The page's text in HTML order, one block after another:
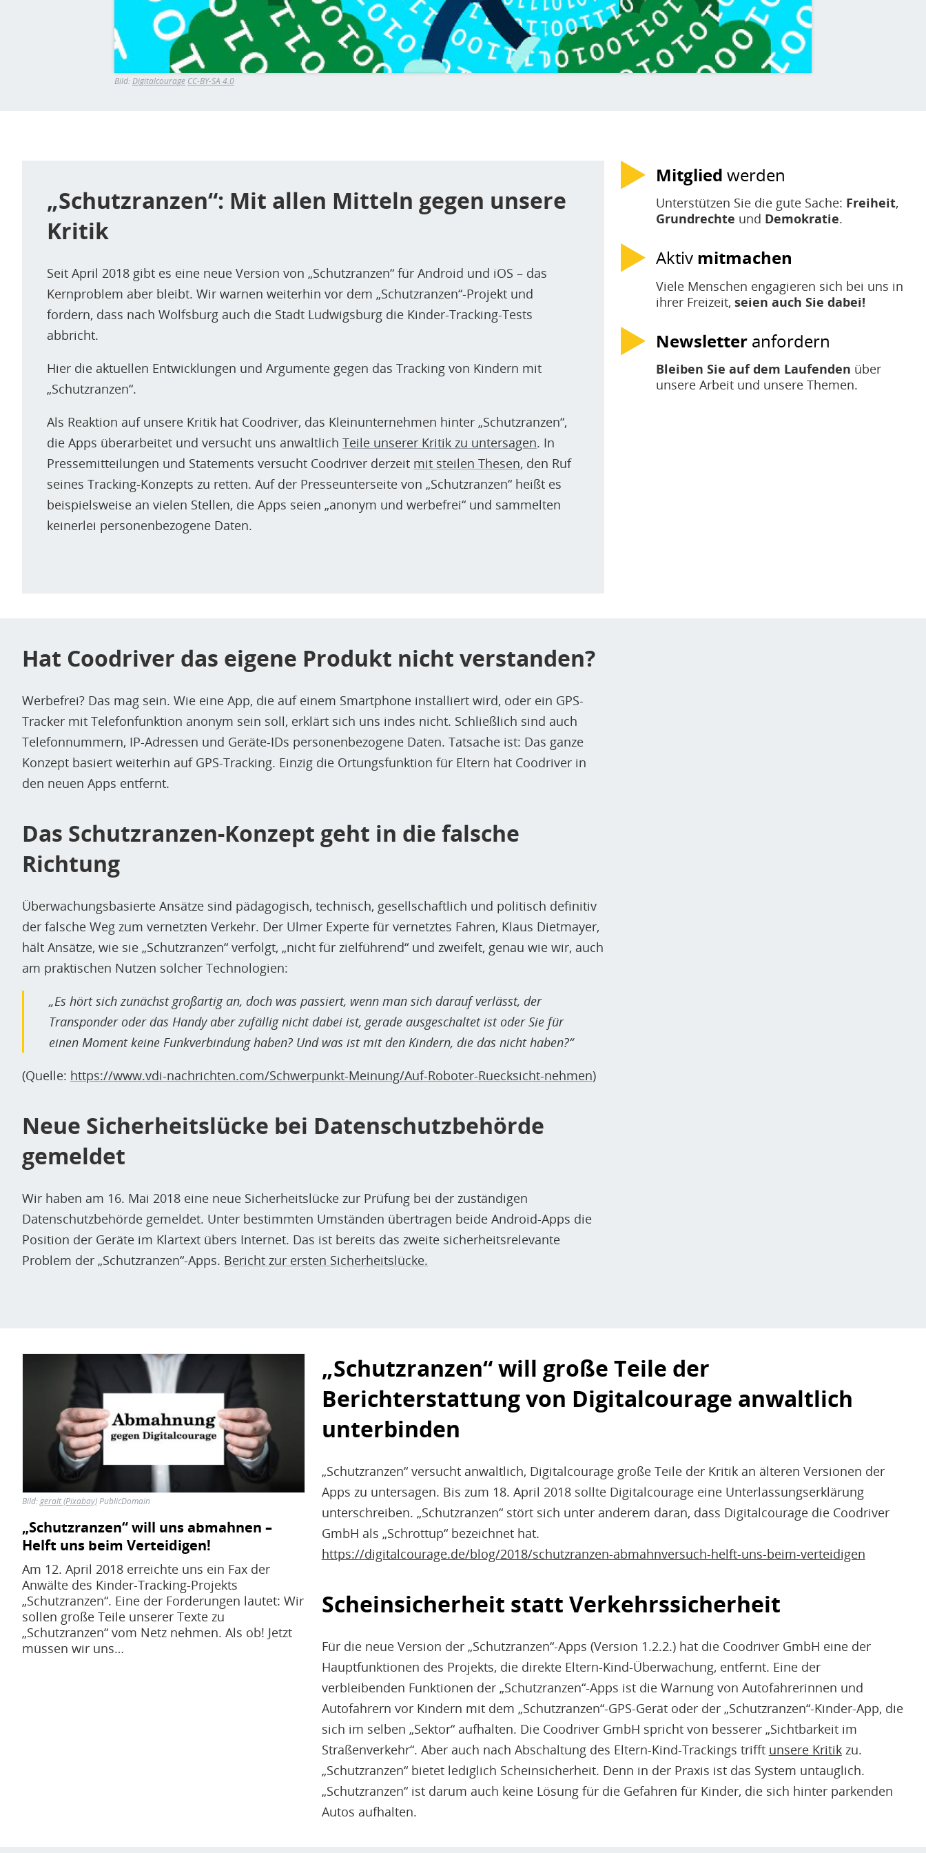
Bild:Digitalcourage CC-BY-SA 4.0
„Schutzranzen“: Mit allen Mitteln gegen unsere
Kritik
Seit April 2018 gibt es eine neue Version von „Schutzranzen“ für Android und iOS – das
Kernproblem aber bleibt. Wir warnen weiterhin vor dem „Schutzranzen“-Projekt und
fordern, dass nach Wolfsburg auch die Stadt Ludwigsburg die Kinder-Tracking-Tests
abbricht.
Hier die aktuellen Entwicklungen und Argumente gegen das Tracking von Kindern mit
„Schutzranzen“.
Als Reaktion auf unsere Kritik hat Coodriver, das Kleinunternehmen hinter „Schutzranzen“,
die Apps überarbeitet und versucht uns anwaltlich Teile unserer Kritik zu untersagen. In
Pressemitteilungen und Statements versucht Coodriver derzeit mit steilen Thesen, den Ruf
seines Tracking-Konzepts zu retten. Auf der Presseunterseite von „Schutzranzen“ heißt es
beispielsweise an vielen Stellen, die Apps seien „anonym und werbefrei“ und sammelten
keinerlei personenbezogene Daten.
Mitglied werden
Unterstützen Sie die gute Sache: Freiheit,
Grundrechte und Demokratie.
Aktiv mitmachen
Viele Menschen engagieren sich bei uns in
ihrer Freizeit,seien auch Sie dabei!
Newsletter anfordern
Bleiben Sie auf dem Laufenden über
unsere Arbeit und unsere Themen.
Hat Coodriver das eigene Produkt nicht verstanden?
Werbefrei? Das mag sein. Wie eine App, die auf einem Smartphone installiert wird, oder ein GPS-
Tracker mit Telefonfunktion anonym sein soll, erklärt sich uns indes nicht. Schließlich sind auch
Telefonnummern, IP-Adressen und Geräte-IDs personenbezogene Daten. Tatsache ist: Das ganze
Konzept basiert weiterhin auf GPS-Tracking. Einzig die Ortungsfunktion für Eltern hat Coodriver in
den neuen Apps entfernt.
Das Schutzranzen-Konzept geht in die falsche
Richtung
Überwachungsbasierte Ansätze sind pädagogisch, technisch, gesellschaftlich und politisch definitiv
der falsche Weg zum vernetzten Verkehr. Der Ulmer Experte für vernetztes Fahren, Klaus Dietmayer,
hält Ansätze, wie sie „Schutzranzen“ verfolgt, „nicht für zielführend“ und zweifelt, genau wie wir, auch
am praktischen Nutzen solcher Technologien:
„Es hört sich zunächst großartig an, doch was passiert, wenn man sich darauf verlässt, der
Transponder oder das Handy aber zufällig nicht dabei ist, gerade ausgeschaltet ist oder Sie für
einen Moment keine Funkverbindung haben? Und was ist mit den Kindern, die das nicht haben?“
(Quelle: https://www.vdi-nachrichten.com/Schwerpunkt-Meinung/Auf-Roboter-Ruecksicht-nehmen)
Neue Sicherheitslücke bei Datenschutzbehörde
gemeldet
Wir haben am 16. Mai 2018 eine neue Sicherheitslücke zur Prüfung bei der zuständigen
Datenschutzbehörde gemeldet. Unter bestimmten Umständen übertragen beide Android-Apps die
Position der Geräte im Klartext übers Internet. Das ist bereits das zweite sicherheitsrelevante
Problem der „Schutzranzen“-Apps. Bericht zur ersten Sicherheitslücke.
Bild
Bild:geralt (Pixabay)PublicDomain
„Schutzranzen“ will uns abmahnen –
Helft uns beim Verteidigen!
Am 12. April 2018 erreichte uns ein Fax der
Anwälte des Kinder-Tracking-Projekts
„Schutzranzen“. Eine der Forderungen lautet: Wir
sollen große Teile unserer Texte zu
„Schutzranzen“ vom Netz nehmen. Als ob! Jetzt
müssen wir uns…
„Schutzranzen“ will große Teile der
Berichterstattung von Digitalcourage anwaltlich
unterbinden
„Schutzranzen“ versucht anwaltlich, Digitalcourage große Teile der Kritik an älteren Versionen der
Apps zu untersagen. Bis zum 18. April 2018 sollte Digitalcourage eine Unterlassungserklärung
unterschreiben. „Schutzranzen“ stört sich unter anderem daran, dass Digitalcourage die Coodriver
GmbH als „Schrottup“ bezeichnet hat.
https://digitalcourage.de/blog/2018/schutzranzen-abmahnversuch-helft-uns-beim-verteidigen
Scheinsicherheit statt Verkehrssicherheit
Für die neue Version der „Schutzranzen“-Apps (Version 1.2.2.) hat die Coodriver GmbH eine der
Hauptfunktionen des Projekts, die direkte Eltern-Kind-Überwachung, entfernt. Eine der
verbleibenden Funktionen der „Schutzranzen“-Apps ist die Warnung von Autofahrerinnen und
Autofahrern vor Kindern mit dem „Schutzranzen“-GPS-Gerät oder der „Schutzranzen“-Kinder-App, die
sich im selben „Sektor“ aufhalten. Die Coodriver GmbH spricht von besserer „Sichtbarkeit im
Straßenverkehr“. Aber auch nach Abschaltung des Eltern-Kind-Trackings trifft unsere Kritikzu.
„Schutzranzen“ bietet lediglich Scheinsicherheit. Denn in der Praxis ist das System untauglich.
„Schutzranzen“ ist darum auch keine Lösung für die Gefahren für Kinder, die sich hinter parkenden
Autos aufhalten.